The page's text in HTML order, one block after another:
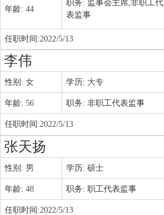
年龄: 44
职务: 监事会主席,非职工代
表监事
任职时间:2022/5/13
李伟
性别: 女 学历: 大专
年龄: 56 职务: 非职工代表监事
任职时间:2022/5/13
张天扬
性别: 男 学历: 硕士
年龄: 48 职务: 职工代表监事
任职时间:2022/5/13